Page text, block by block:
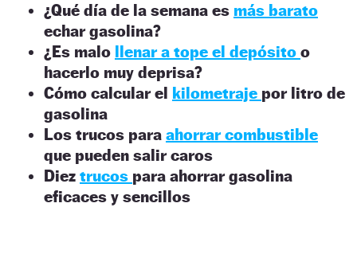
¿Qué día de la semana es más barato
echar gasolina?
¿Es malo llenar a tope el depósito o
hacerlo muy deprisa?
Cómo calcular el kilometraje por litro de
gasolina
Los trucos para ahorrar combustible
que pueden salir caros
Diez trucos para ahorrar gasolina
eficaces y sencillos